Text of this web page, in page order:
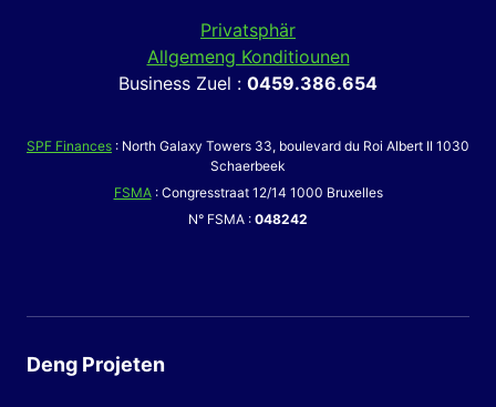
Privatsphär
Allgemeng Konditiounen
Business Zuel : 0459.386.654
SPF Finances : North Galaxy Towers 33, boulevard du Roi Albert II 1030
Schaerbeek
FSMA: Congresstraat 12/14 1000 Bruxelles
N° FSMA : 048242
Deng Projeten